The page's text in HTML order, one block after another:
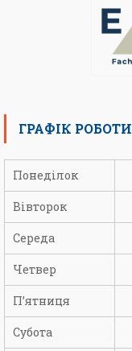
ГРАФІК РОБОТИ
Понеділок
Вівторок
Середа
Четвер
П’ятниця
Субота